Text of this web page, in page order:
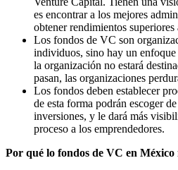
es encontrar a los mejores
obtener rendimientos superiores
Los fondos de VC son
individuos, sino hay un
la organización no estará
pasan, las organizaciones
Los fondos deben establecer
de esta forma podrán escoger
inversiones, y le dará más
proceso a los emprendedores.
Por qué lo fondos de VC en México